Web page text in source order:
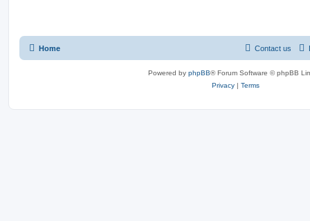
Home Contact us
Powered by phpBB® Forum Software © phpBB
Privacy | Terms